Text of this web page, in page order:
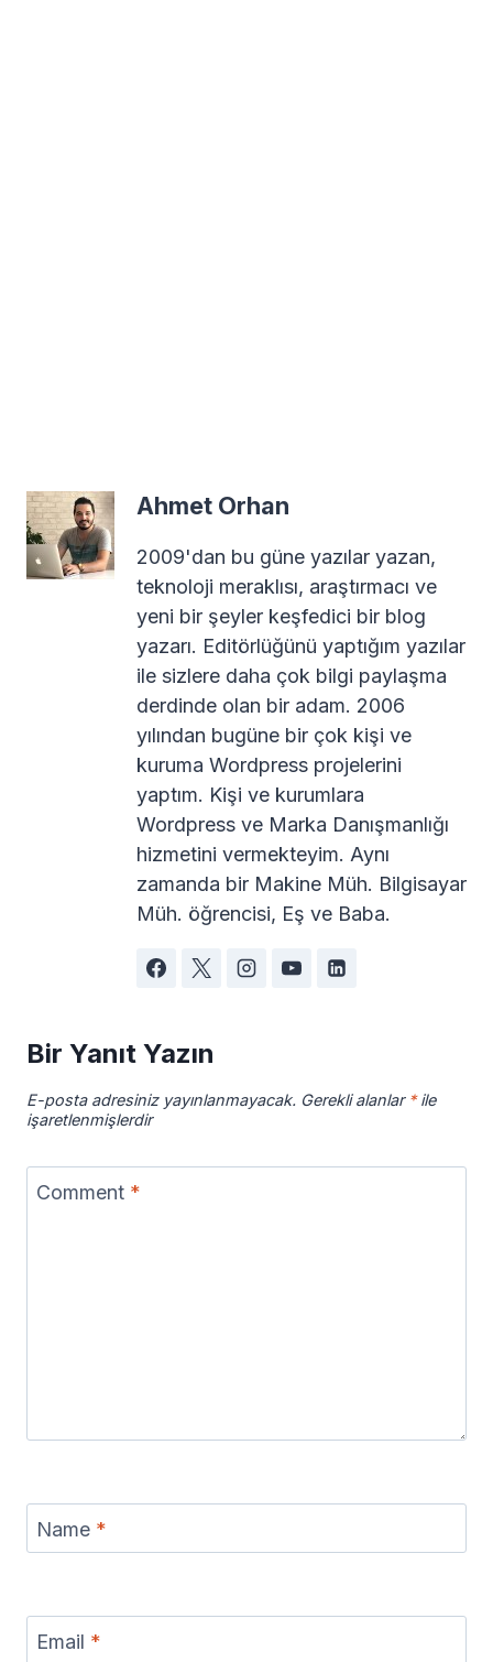
Ahmet Orhan
2009'dan bu güne yazılar yazan,
teknoloji meraklısı, araştırmacı ve
yeni bir şeyler keşfedici bir blog
yazarı. Editörlüğünü yaptığım yazılar
ile sizlere daha çok bilgi paylaşma
derdinde olan bir adam. 2006
yılından bugüne bir çok kişi ve
kuruma Wordpress projelerini
yaptım. Kişi ve kurumlara
Wordpress ve Marka Danışmanlığı
hizmetini vermekteyim. Aynı
zamanda bir Makine Müh. Bilgisayar
Müh. öğrencisi, Eş ve Baba.
Bir Yanıt Yazın
E-posta adresiniz yayınlanmayacak. Gerekli alanlar *ile
işaretlenmişlerdir
Comment *
Name *
Email *